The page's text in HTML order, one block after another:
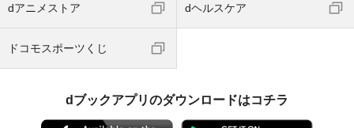
dアニメストア dヘルスケア
ドコモスポーツくじ
dブックアプリのダウンロードはコチラ